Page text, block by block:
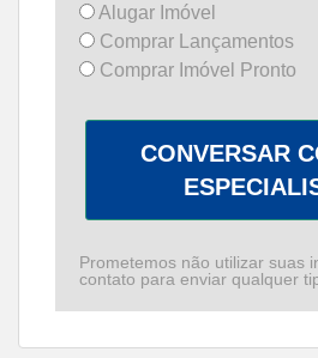
Alugar Imóvel
Comprar Lançamentos
Comprar Imóvel Pronto
CONVERSAR
Prometemos não utilizar suas
contato para enviar qualquer